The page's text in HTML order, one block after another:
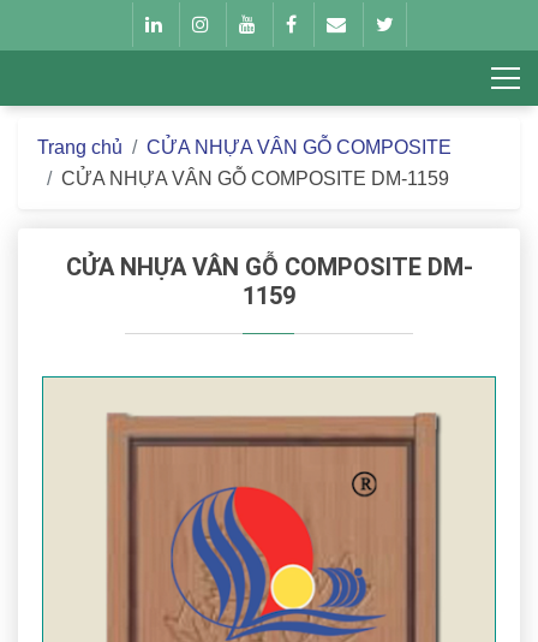
Trang chủ
CỬA NHỰA VÂN GỖ COMPOSITE
CỬA NHỰA VÂN GỖ COMPOSITE DM-1159
CỬA NHỰA VÂN GỖ COMPOSITE DM-
1159